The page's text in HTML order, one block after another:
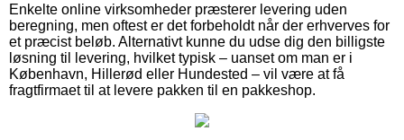
Enkelte online virksomheder præsterer levering uden
beregning, men oftest er det forbeholdt når der erhverves for
et præcist beløb. Alternativt kunne du udse dig den billigste
løsning til levering, hvilket typisk – uanset om man er i
København, Hillerød eller Hundested – vil være at få
fragtfirmaet til at levere pakken til en pakkeshop.